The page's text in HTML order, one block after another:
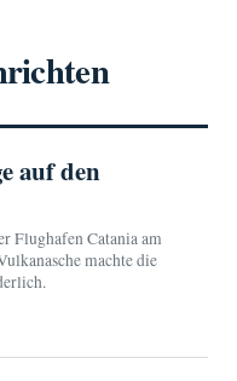
auf den
Flughafen Catania am
machte die